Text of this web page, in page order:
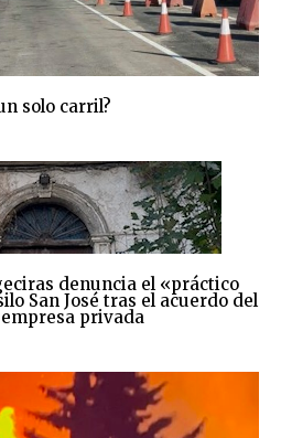
solo carril?
denuncia el «práctico
San José tras el acuerdo del
privada